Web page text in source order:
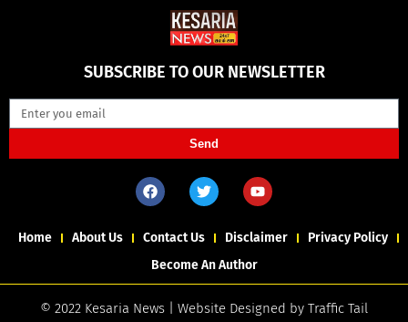
SUBSCRIBE TO OUR NEWSLETTER
Send
Home About Us Contact Us Disclaimer
Privacy Policy
Become An Author
© 2022 Kesaria News | Website Designed by Traffic Tail